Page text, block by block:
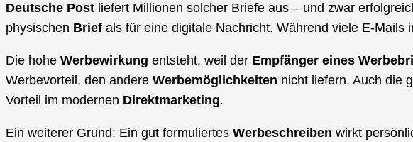
Deutsche Post liefert Millionen solcher Briefe aus – und zwar
physischen Brief als für eine digitale Nachricht. Während viele E-Mails
Die hohe Werbewirkung entsteht, weil der Empfänger eines
Werbevorteil, den andere Werbemöglichkeiten nicht liefern. Auch die
Vorteil im modernen Direktmarketing.
Ein weiterer Grund: Ein gut formuliertes Werbeschreiben wirkt